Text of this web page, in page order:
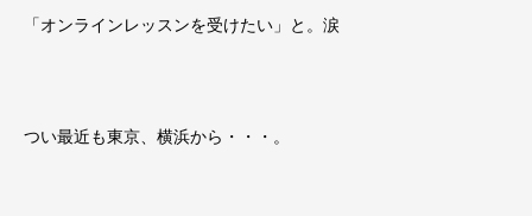
「オンラインレッスンを受けたい」と。涙
つい最近も東京、横浜から・・・。